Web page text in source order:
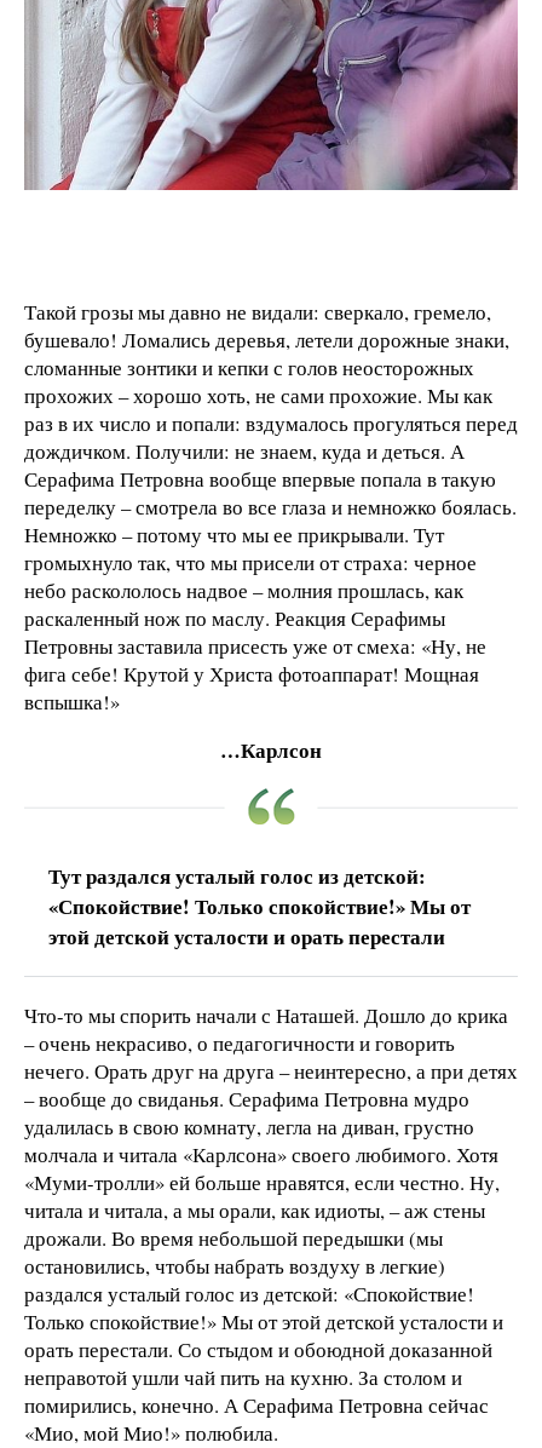
Такой грозы мы давно не видали: сверкало, гремело,
бушевало! Ломались деревья, летели дорожные знаки,
сломанные зонтики и кепки с голов неосторожных
прохожих – хорошо хоть, не сами прохожие. Мы как
раз в их число и попали: вздумалось прогуляться перед
дождичком. Получили: не знаем, куда и деться. А
Серафима Петровна вообще впервые попала в такую
переделку – смотрела во все глаза и немножко боялась.
Немножко – потому что мы ее прикрывали. Тут
громыхнуло так, что мы присели от страха: черное
небо раскололось надвое – молния прошлась, как
раскаленный нож по маслу. Реакция Серафимы
Петровны заставила присесть уже от смеха: «Ну, не
фига себе! Крутой у Христа фотоаппарат! Мощная
вспышка!»
…Карлсон
Тут раздался усталый голос из детской:
«Спокойствие! Только спокойствие!» Мы от
этой детской усталости и орать перестали
Что-то мы спорить начали с Наташей. Дошло до крика
– очень некрасиво, о педагогичности и говорить
нечего. Орать друг на друга – неинтересно, а при детях
– вообще до свиданья. Серафима Петровна мудро
удалилась в свою комнату, легла на диван, грустно
молчала и читала «Карлсона» своего любимого. Хотя
«Муми-тролли» ей больше нравятся, если честно. Ну,
читала и читала, а мы орали, как идиоты, – аж стены
дрожали. Во время небольшой передышки (мы
остановились, чтобы набрать воздуху в легкие)
раздался усталый голос из детской: «Спокойствие!
Только спокойствие!» Мы от этой детской усталости и
орать перестали. Со стыдом и обоюдной доказанной
неправотой ушли чай пить на кухню. За столом и
помирились, конечно. А Серафима Петровна сейчас
«Мио, мой Мио!» полюбила.